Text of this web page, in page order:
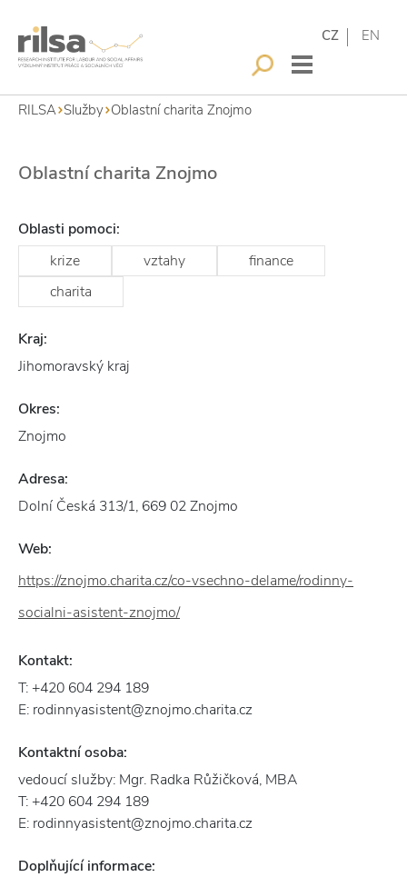
CZ EN
RILSA Služby Oblastní charita Znojmo
Oblastní charita Znojmo
Oblasti pomoci:
krize
vztahy
finance
charita
Kraj:
Jihomoravský kraj
Okres:
Znojmo
Adresa:
Dolní Česká 313/1, 669 02 Znojmo
Web:
https://znojmo.charita.cz/co-vsechno-delame/rodinny-
socialni-asistent-znojmo/
Kontakt:
T: +420 604 294 189
E: rodinnyasistent@znojmo.charita.cz
Kontaktní osoba:
vedoucí služby: Mgr. Radka Růžičková, MBA
T: +420 604 294 189
E: rodinnyasistent@znojmo.charita.cz
Doplňující informace: